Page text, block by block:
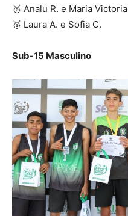
🥈 Analu R. e Maria Victoria
🥉 Laura A. e Sofia C.
Sub-15 Masculino